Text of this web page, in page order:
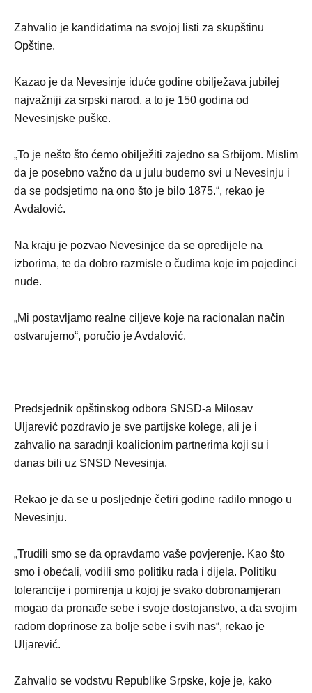
Zahvalio je kandidatima na svojoj listi za skupštinu
Opštine.
Kazao je da Nevesinje iduće godine obilježava jubilej
najvažniji za srpski narod, a to je 150 godina od
Nevesinjske puške.
„To je nešto što ćemo obilježiti zajedno sa Srbijom. Mislim
da je posebno važno da u julu budemo svi u Nevesinju i
da se podsjetimo na ono što je bilo 1875.“, rekao je
Avdalović.
Na kraju je pozvao Nevesinjce da se opredijele na
izborima, te da dobro razmisle o čudima koje im pojedinci
nude.
„Mi postavljamo realne ciljeve koje na racionalan način
ostvarujemo“, poručio je Avdalović.
Predsjednik opštinskog odbora SNSD-a Milosav
Uljarević pozdravio je sve partijske kolege, ali je i
zahvalio na saradnji koalicionim partnerima koji su i
danas bili uz SNSD Nevesinja.
Rekao je da se u posljednje četiri godine radilo mnogo u
Nevesinju.
„Trudili smo se da opravdamo vaše povjerenje. Kao što
smo i obećali, vodili smo politiku rada i dijela. Politiku
tolerancije i pomirenja u kojoj je svako dobronamjeran
mogao da pronađe sebe i svoje dostojanstvo, a da svojim
radom doprinose za bolje sebe i svih nas“, rekao je
Uljarević.
Zahvalio se vodstvu Republike Srpske, koje je, kako